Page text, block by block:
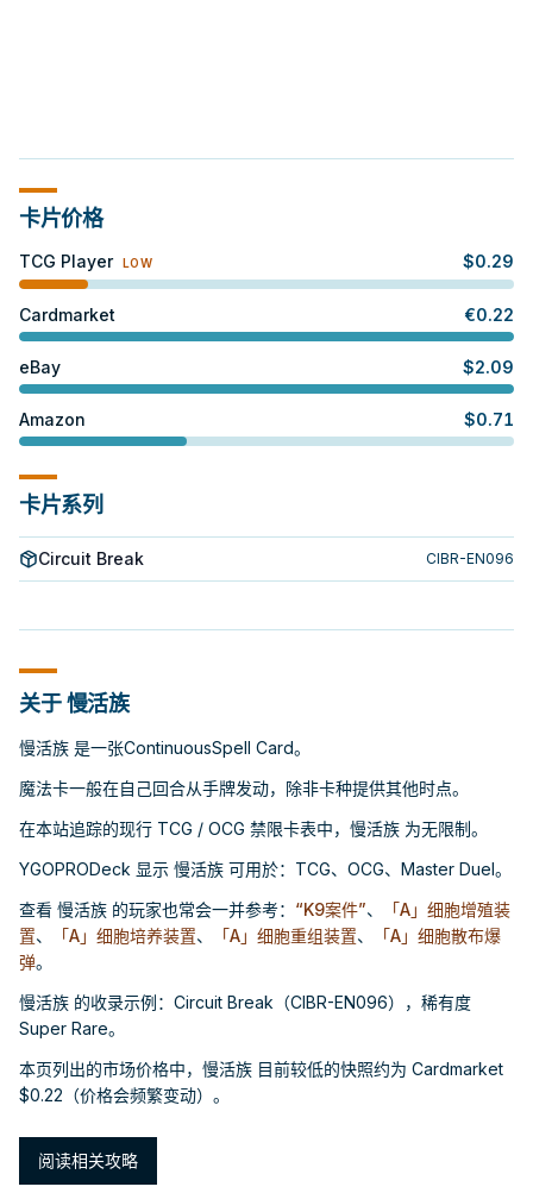
卡片价格
TCG Player LOW $0.29
Cardmarket €0.22
eBay $2.09
Amazon $0.71
卡片系列
Circuit Break CIBR-EN096
关于 慢活族
慢活族 是一张ContinuousSpell Card。
魔法卡一般在自己回合从手牌发动，除非卡种提供其他时点。
在本站追踪的现行 TCG / OCG 禁限卡表中，慢活族 为无限制。
YGOPRODeck 显示 慢活族 可用於：TCG、OCG、Master Duel。
查看 慢活族 的玩家也常会一并参考： “K9案件”、
「A」细胞增殖装
置、 「A」细胞培养装置、 「A」细胞重组装置、
「A」细胞散布爆
弹。
慢活族 的收录示例：Circuit Break（CIBR-EN096），稀有度
Super Rare。
本页列出的市场价格中，慢活族 目前较低的快照约为 Cardmarket
$0.22（价格会频繁变动）。
阅读相关攻略